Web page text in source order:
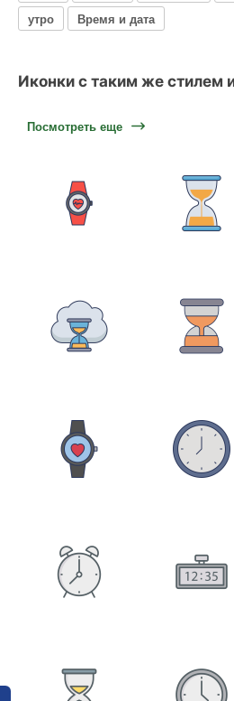
утро
Время и дата
Иконки с таким же стилем
Посмотреть еще